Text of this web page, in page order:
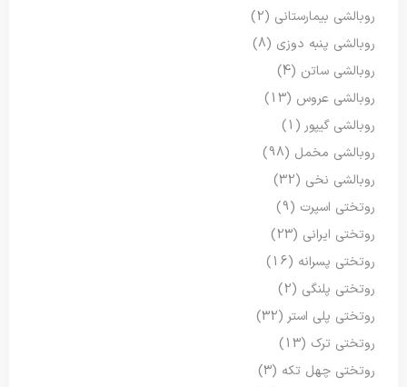
روبالشی بیمارستانی (2)
روبالشی پنبه دوزی (8)
روبالشی ساتن (4)
روبالشی عروس (13)
روبالشی گیپور(1)
روبالشی مخمل (98)
روبالشی نخی (32)
روتختی اسپرت (9)
روتختی ایرانی (23)
روتختی پسرانه (16)
روتختی پلنگی (2)
روتختی پلی استر(32)
روتختی ترک (13)
روتختی چهل تکه (3)